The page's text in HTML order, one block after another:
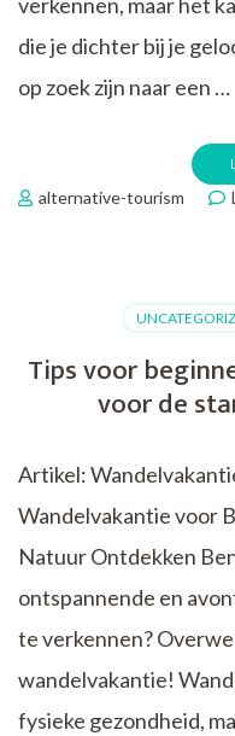
die je dichter bij je
op zoek zijn naar een …
alternative-tourism
Tips voor
voor de
Artikel:
Wandelvakantie voor
Natuur Ontdekken
ontspannende en
te verkennen?
wandelvakantie!
fysieke gezondheid,